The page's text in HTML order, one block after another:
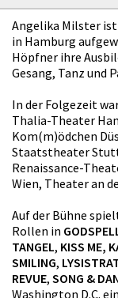
Angelika Milster
in Hamburg
Höpfner ihre
Gesang, Tanz und
In der Folgezeit
Thalia-Theater
Kom(m)ödchen
Staatstheater
Renaissance-
Wien, Theater an
Auf der Bühne
Rollen in
TANGEL, KISS ME,
SMILING,
REVUE, SONG &
Washington D.C.